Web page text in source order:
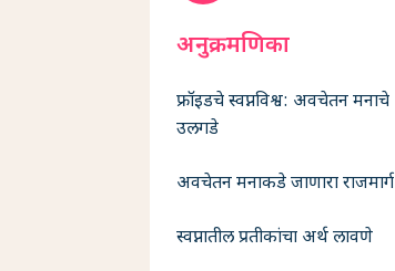
अनुक्रमणिका
फ्रॉइडचे स्वप्नविश्व: अवचेतन मनाचे
उलगडे
अवचेतन मनाकडे जाणारा राजमार्ग
स्वप्नातील प्रतीकांचा अर्थ लावणे